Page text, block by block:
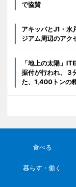
で協賛
アキッパとJ1・水
ジアム周辺のアク
「地上の太陽」
据付が行われ、３
た、1,400トンの
食べる
暮らす・働く